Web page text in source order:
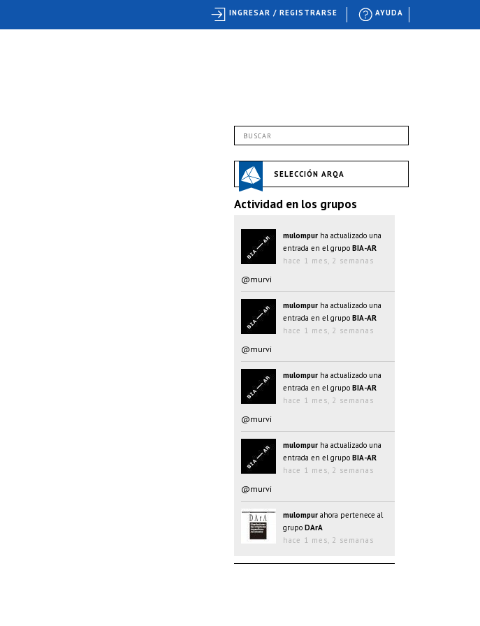
SELECCIÓN ARQA
Actividad en los grupos
mulompur ha actualizado una
entrada en el grupo BIA-AR
hace 1 mes, 2 semanas
@murvi
mulompur ha actualizado una
entrada en el grupo BIA-AR
hace 1 mes, 2 semanas
@murvi
mulompur ha actualizado una
entrada en el grupo BIA-AR
hace 1 mes, 2 semanas
@murvi
mulompur ha actualizado una
entrada en el grupo BIA-AR
hace 1 mes, 2 semanas
@murvi
mulompur ahora pertenece al
grupo DArA
hace 1 mes, 2 semanas
AYUDA
INGRESAR / REGISTRARSE